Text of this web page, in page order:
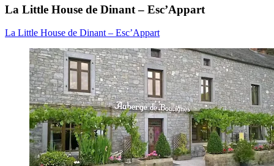
La Little House de Dinant – Esc’Appart
La Little House de Dinant – Esc’Appart